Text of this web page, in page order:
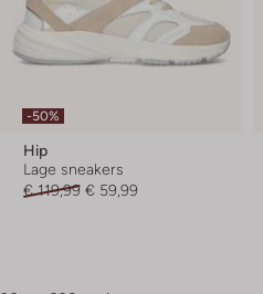
-50%
Hip
Lage sneakers
€ 119,99 € 59,99